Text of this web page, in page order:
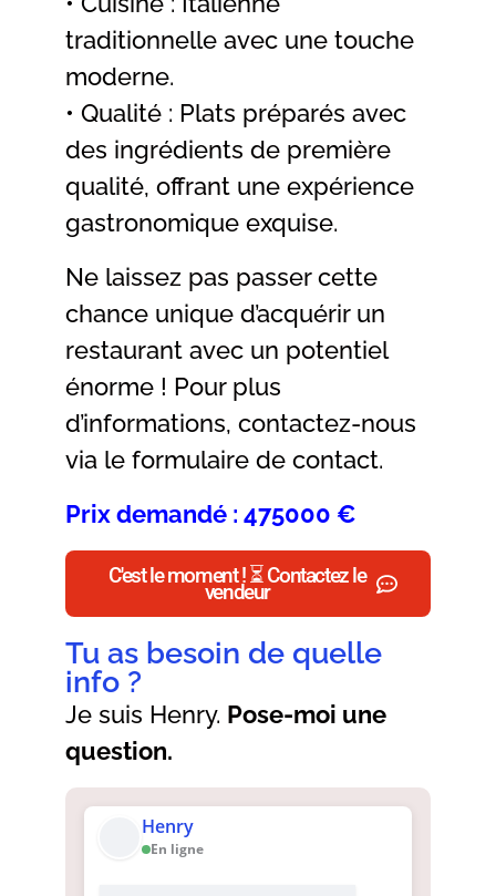
traditionnelle avec une touche
moderne.
• Qualité : Plats préparés avec
des ingrédients de première
qualité, offrant une expérience
gastronomique exquise.
Ne laissez pas passer cette
chance unique d’acquérir un
restaurant avec un potentiel
énorme ! Pour plus
d’informations, contactez-nous
via le formulaire de contact.
Prix demandé : 475000 €
C'est le moment ! ⏳ Contactez le
vendeur
Henry
En ligne
Je suis Henry. Pose-moi une
question.
Tu as besoin de quelle
info ?